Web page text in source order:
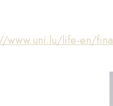
www.uni.lu/life-en/